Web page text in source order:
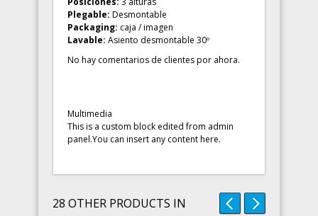
Plegable: Desmontable
Packaging: caja / imagen
Lavable: Asiento desmontable 30º
No hay comentarios de clientes por ahora.
Multimedia
This is a custom block edited from admin
panel.You can insert any content here.
28 OTHER PRODUCTS IN